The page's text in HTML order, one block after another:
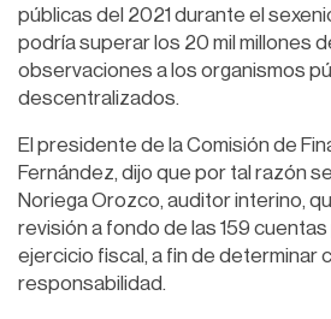
públicas del 2021 durante el
podría superar los 20 mil millones
observaciones a los organismos
descentralizados.
El presidente de la Comisión de
Fernández, dijo que por tal razón
Noriega Orozco, auditor interino,
revisión a fondo de las 159
ejercicio fiscal, a fin de determinar
responsabilidad.